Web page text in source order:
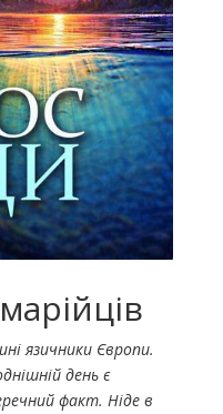
язичники Європи.
день є
факт. Ніде в